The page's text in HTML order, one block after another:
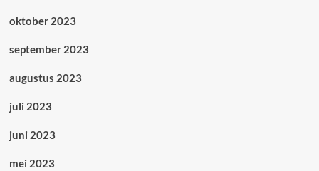
oktober 2023
september 2023
augustus 2023
juli 2023
juni 2023
mei 2023